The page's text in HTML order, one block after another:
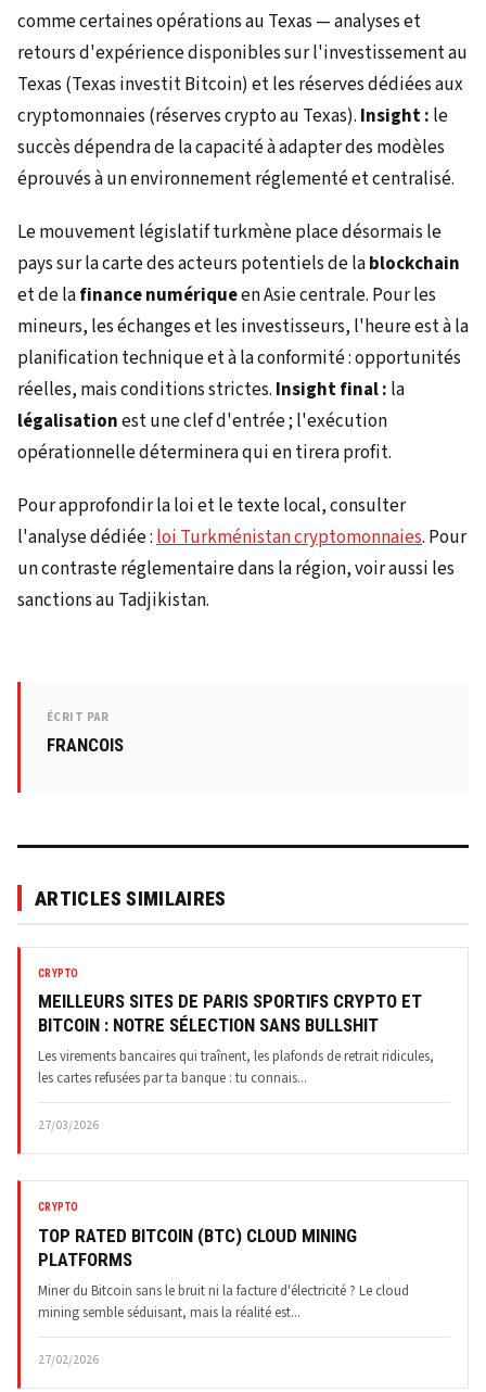
comme certaines opérations au Texas — analyses et
retours d'expérience disponibles sur l'investissement au
Texas (Texas investit Bitcoin) et les réserves dédiées aux
cryptomonnaies (réserves crypto au Texas). Insight : le
succès dépendra de la capacité à adapter des modèles
éprouvés à un environnement réglementé et centralisé.
Le mouvement législatif turkmène place désormais le
pays sur la carte des acteurs potentiels de lablockchain
et de lafinance numériqueen Asie centrale. Pour les
mineurs, les échanges et les investisseurs, l'heure est à la
planification technique et à la conformité : opportunités
réelles, mais conditions strictes. Insight final : la
légalisationest une clef d'entrée ; l'exécution
opérationnelle déterminera qui en tirera profit.
Pour approfondir la loi et le texte local, consulter
l'analyse dédiée : loi Turkménistan cryptomonnaies. Pour
un contraste réglementaire dans la région, voir aussi les
sanctions au Tadjikistan.
ÉCRIT PAR
FRANCOIS
ARTICLES SIMILAIRES
CRYPTO
MEILLEURS SITES DE PARIS SPORTIFS CRYPTO ET
BITCOIN : NOTRE SÉLECTION SANS BULLSHIT
Les virements bancaires qui traînent, les plafonds de retrait ridicules,
les cartes refusées par ta banque : tu connais...
27/03/2026
CRYPTO
TOP RATED BITCOIN (BTC) CLOUD MINING
PLATFORMS
Miner du Bitcoin sans le bruit ni la facture d'électricité ? Le cloud
mining semble séduisant, mais la réalité est...
27/02/2026